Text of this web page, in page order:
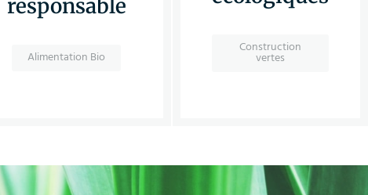
responsable
Alimentation Bio
Construction
vertes